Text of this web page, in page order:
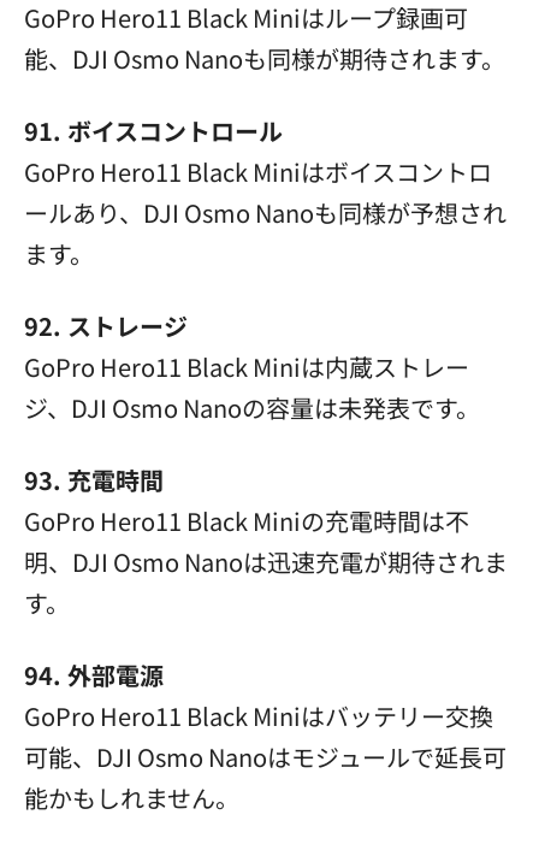
GoPro Hero11 Black Miniはループ録画可
能、DJI Osmo Nanoも同様が期待されます。
91. ボイスコントロール
GoPro Hero11 Black Miniはボイスコントロ
ールあり、DJI Osmo Nanoも同様が予想され
ます。
92. ストレージ
GoPro Hero11 Black Miniは内蔵ストレー
ジ、DJI Osmo Nanoの容量は未発表です。
93. 充電時間
GoPro Hero11 Black Miniの充電時間は不
明、DJI Osmo Nanoは迅速充電が期待されま
す。
94. 外部電源
GoPro Hero11 Black Miniはバッテリー交換
可能、DJI Osmo Nanoはモジュールで延長可
能かもしれません。